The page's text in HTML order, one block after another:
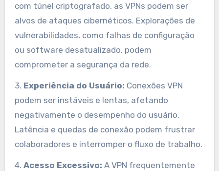
com túnel criptografado, as VPNs podem ser
alvos de ataques cibernéticos. Explorações de
vulnerabilidades, como falhas de configuração
ou software desatualizado, podem
comprometer a segurança da rede.
3. Experiência do Usuário: Conexões VPN
podem ser instáveis e lentas, afetando
negativamente o desempenho do usuário.
Latência e quedas de conexão podem frustrar
colaboradores e interromper o fluxo de trabalho.
4. Acesso Excessivo: A VPN frequentemente